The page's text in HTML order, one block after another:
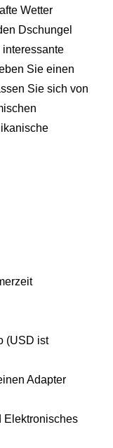
Wetter
Dschungel
Sie einen
Sie sich von
(USD ist
Adapter
Elektronisches